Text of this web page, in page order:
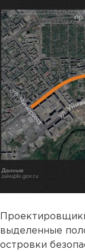
выделенные
островки